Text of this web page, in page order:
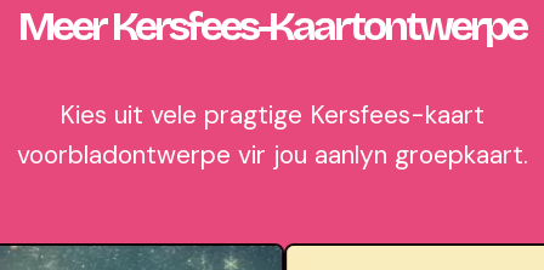
Meer Kersfees-Kaartontwerpe
Kies uit vele pragtige Kersfees-kaart
voorbladontwerpe vir jou aanlyn groepkaart.